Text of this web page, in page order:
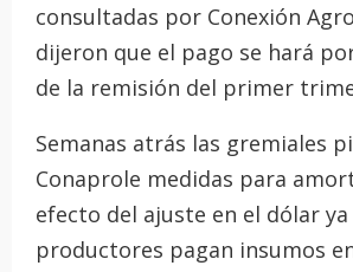
consultadas por Conexión
dijeron que el pago se hará
de la remisión del primer
Semanas atrás las gremiales
Conaprole medidas para
efecto del ajuste en el dólar ya
productores pagan insumos